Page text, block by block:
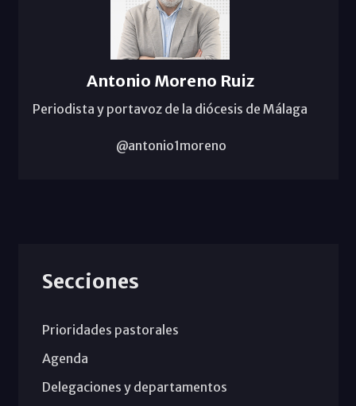
Antonio Moreno Ruiz
Periodista y portavoz de la diócesis de Málaga
@antonio1moreno
Secciones
Prioridades pastorales
Agenda
Delegaciones y departamentos